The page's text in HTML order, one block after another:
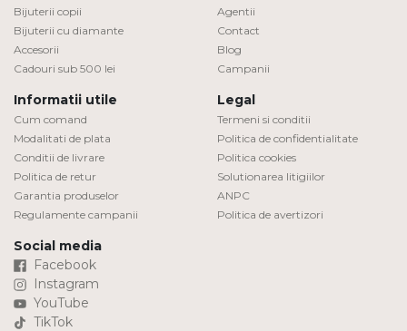
Bijuterii copii
Bijuterii cu diamante
Accesorii
Cadouri sub 500 lei
Agentii
Contact
Blog
Campanii
Informatii utile
Cum comand
Modalitati de plata
Conditii de livrare
Politica de retur
Garantia produselor
Regulamente campanii
Legal
Termeni si conditii
Politica de confidentialitate
Politica cookies
Solutionarea litigiilor
ANPC
Politica de avertizori
Social media
Facebook
Instagram
YouTube
TikTok